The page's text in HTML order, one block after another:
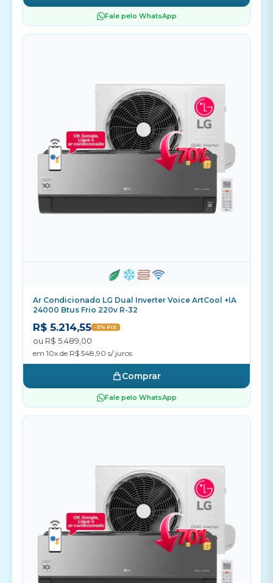
Fale pelo WhatsApp
Ar Condicionado LG Dual Inverter Voice ArtCool +IA
24000 Btus Frio 220v R-32
R$ 5.214,55 -5% PIX
ou R$ 5.489,00
em 10x de R$ 548,90 s/ juros
Comprar
Fale pelo WhatsApp